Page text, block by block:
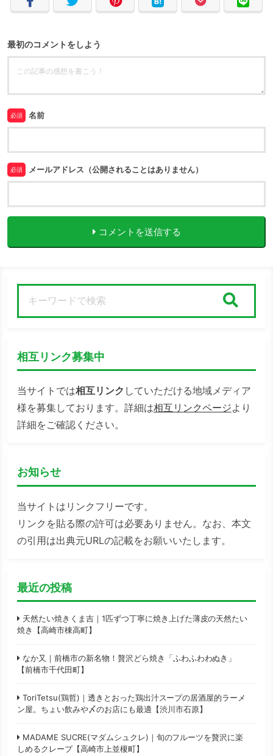
最初のコメントをしよう
必須 名前
必須 メールアドレス（公開されることはありません）
コメントを送信する
相互リンク募集中
当サイトでは相互リンク していただける地域メディア
様を募集しております。詳細は相互リンクページより
詳細をご確認ください。
お知らせ
当サイトはリンクフリーです。
リンクを貼る際の許可は必要ありません。なお、本文
の引用は出典元URLの記載をお願いいたします。
最近の投稿
天然たい焼きくま吉｜1匹ずつ丁寧に焼き上げた薄皮の天然たい
焼き【高崎市棟高町】
なか又｜前橋市の新名物！贅沢どら焼き「ふわふわわぬき」
【前橋市千代田町】
ToriTetsu(鶏哲)｜透きとおった鶏出汁スープの居酒屋的ラーメ
ン屋。ちょい飲みや〆のお店にも最適【渋川市石原】
MADAME SUCRE(マダムシュクレ)｜旬のフルーツを贅沢に楽
しめるクレープ【高崎市上並榎町】